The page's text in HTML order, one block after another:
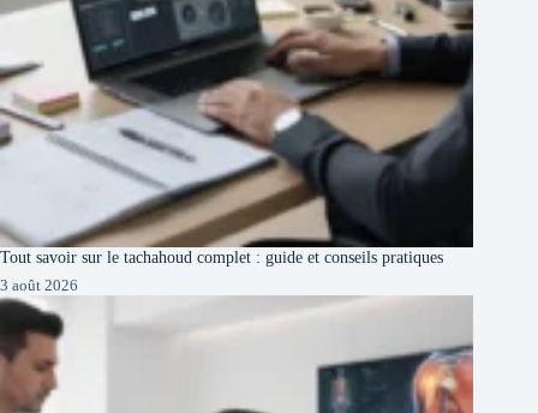
Tout savoir sur le tachahoud complet : guide et conseils pratiques
3 août 2026